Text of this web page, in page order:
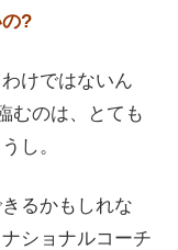
?
けではないん
むのは、とても
し。
るかもしれな
ショナルコーチ